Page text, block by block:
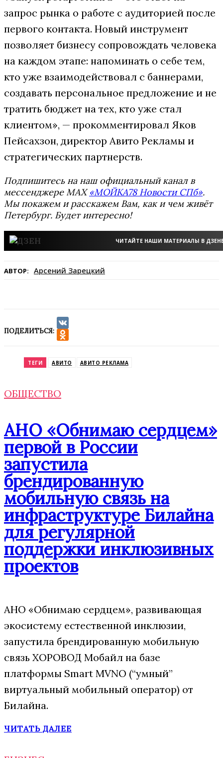
запрос рынка о работе с аудиторией после
первого контакта. Новый инструмент
позволяет бизнесу сопровождать человека
на каждом этапе: напоминать о себе тем,
кто уже взаимодействовал с баннерами,
создавать персональное предложение и не
тратить бюджет на тех, кто уже стал
клиентом», — прокомментировал Яков
Пейсахзон, директор Авито Рекламы и
стратегических партнерств.
Подпишитесь на наш официальный канал в
мессенджере MAX«МОЙКА78 Новости СПб».
Мы покажем и расскажем Вам, как и чем живёт
Петербург. Будет интересно!
ЧИТАЙТЕ НАШИ МАТЕРИАЛЫ В
АВТОР: Арсений Зарецкий
ПОДЕЛИТЬСЯ:
VK
ТЕГИ АВИТО АВИТО РЕКЛАМА
ОБЩЕСТВО
АНО «Обнимаю сердцем»
первой в России
запустила
брендированную
мобильную связь на
инфраструктуре Билайна
для регулярной
поддержки инклюзивных
проектов
АНО «Обнимаю сердцем», развивающая
экосистему естественной инклюзии,
запустила брендированную мобильную
связь ХОРОВОД Мобайл на базе
платформы Smart MVNO (“умный”
виртуальный мобильный оператор) от
Билайна.
ЧИТАТЬ ДАЛЕЕ